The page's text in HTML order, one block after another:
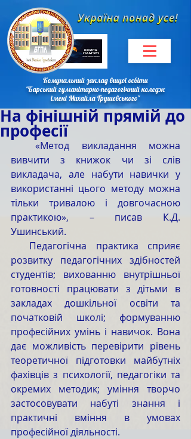
Комунальний заклад вищої освіти
"Барський гуманітарно-педагогічний коледж
імені Михайла Грушевського"
На фінішній прямій до
професії
вивчити з книжок чи зі слів
викладача, але набути навички у
використанні цього методу можна
тільки тривалою і довгочасною
практикою», – писав К.Д.
Ушинський.
розвитку педагогічних здібностей
студентів; вихованню внутрішньої
готовності працювати з дітьми в
закладах дошкільної освіти та
початковій школі; формуванню
професійних умінь і навичок. Вона
дає можливість перевірити рівень
теоретичної підготовки майбутніх
фахівців з психології, педагогіки та
окремих методик; уміння творчо
застосовувати набуті знання і
практичні вміння в умовах
професійної діяльності.